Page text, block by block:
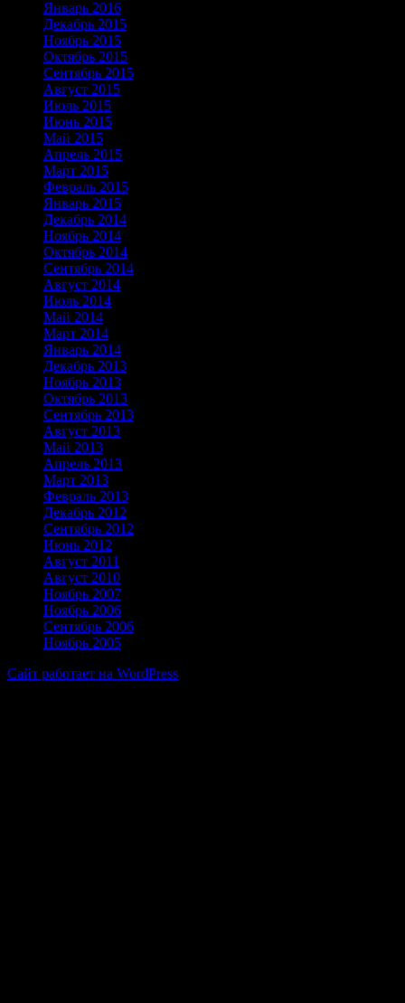
Январь 2016
Декабрь 2015
Ноябрь 2015
Октябрь 2015
Сентябрь 2015
Август 2015
Июль 2015
Июнь 2015
Май 2015
Апрель 2015
Март 2015
Февраль 2015
Январь 2015
Декабрь 2014
Ноябрь 2014
Октябрь 2014
Сентябрь 2014
Август 2014
Июль 2014
Май 2014
Март 2014
Январь 2014
Декабрь 2013
Ноябрь 2013
Октябрь 2013
Сентябрь 2013
Август 2013
Май 2013
Апрель 2013
Март 2013
Февраль 2013
Декабрь 2012
Сентябрь 2012
Июнь 2012
Август 2011
Август 2010
Ноябрь 2007
Ноябрь 2006
Сентябрь 2006
Ноябрь 2005
Сайт работает на WordPress